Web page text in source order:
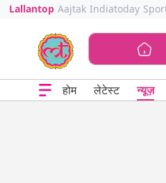
Lallantop Aajtak Indiatoday
होम लेटेस्ट न्यूज़